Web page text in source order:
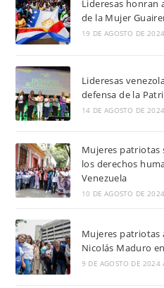
Lideresas honran
de la Mujer
19 DE AGOSTO DE 2024
Lideresas
defensa de la
14 DE AGOSTO DE 2024
Mujeres patriotas
los derechos
Venezuela
10 DE AGOSTO DE 2024
Mujeres patriotas
Nicolás Maduro en
9 DE AGOSTO DE 2024